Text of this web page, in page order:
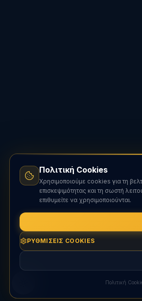
Πολιτική Cookies
Χρησιμοποιούμε cookies για τη
επισκεψιμότητας και τη σωστή
επιθυμείτε να χρησιμοποιούνται.
ΡΥΘΜΊΣΕΙΣ COOKIES
Πολιτική